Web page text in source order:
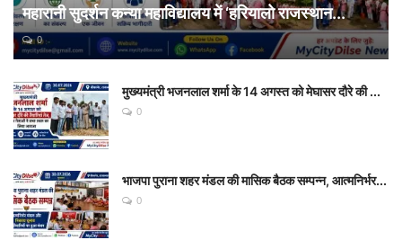
महारानी सुदर्शन कन्या महाविद्यालय में ‘हरियालो राजस्थान...
0
मुख्यमंत्री भजनलाल शर्मा के 14 अगस्त को मेघासर दौरे की ...
0
भाजपा पुराना शहर मंडल की मासिक बैठक सम्पन्न, आत्मनिर्भर...
0